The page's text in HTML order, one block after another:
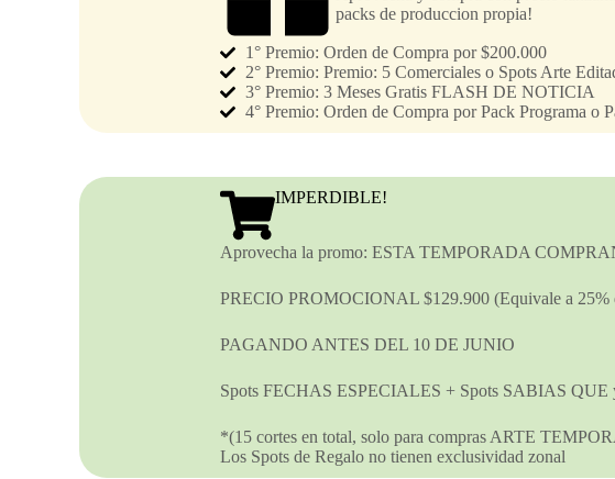
packs de produccion propia!
1° Premio: Orden de Compra por $200.000
2° Premio: Premio: 5 Comerciales o Spots Arte
3° Premio: 3 Meses Gratis FLASH DE NOTICIA
4° Premio: Orden de Compra por Pack Programa o
IMPERDIBLE!
Aprovecha la promo: ESTA TEMPORADA
PRECIO PROMOCIONAL $129.900 (Equivale a 25%
PAGANDO ANTES DEL 10 DE JUNIO
Spots FECHAS ESPECIALES + Spots SABIAS
*(15 cortes en total, solo para compras ARTE
Los Spots de Regalo no tienen exclusividad zonal